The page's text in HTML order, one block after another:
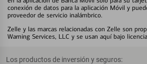
conexión de datos para la aplicación Móvil y
proveedor de servicio inalámbrico.
Zelle y las marcas relacionadas con Zelle son
Warning Services, LLC y se usan aquí bajo
Los productos de inversión y seguros: